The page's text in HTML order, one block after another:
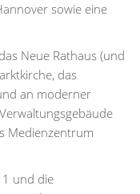
sowie eine
Neue Rathaus (und
das
an moderner
Medienzentrum
und die